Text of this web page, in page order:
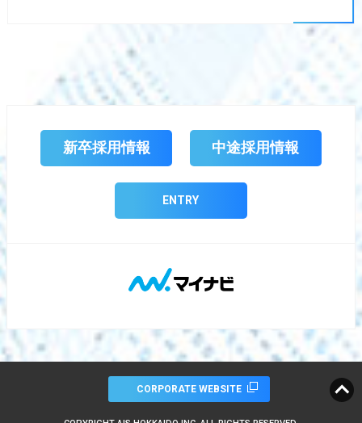
新卒採用情報 中途採用情報
ENTRY
CORPORATE WEBSITE